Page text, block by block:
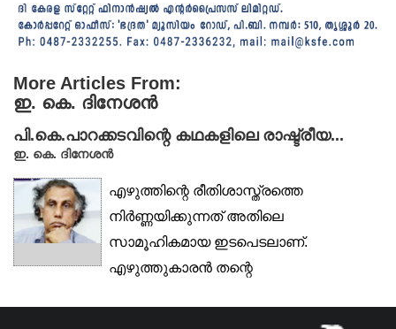
More Articles From:
ഇ. കെ. ദിനേശൻ
പി.കെ.പാറക്കടവിന്റെ കഥകളിലെ രാഷ്ട്രീയ...
ഇ. കെ. ദിനേശൻ
എഴുത്തിന്റെ രീതിശാസ്ത്രത്തെ
നിർണ്ണയിക്കുന്നത് അതിലെ
സാമൂഹികമായ ഇടപെടലാണ്.
എഴുത്തുകാരൻ തന്റെ